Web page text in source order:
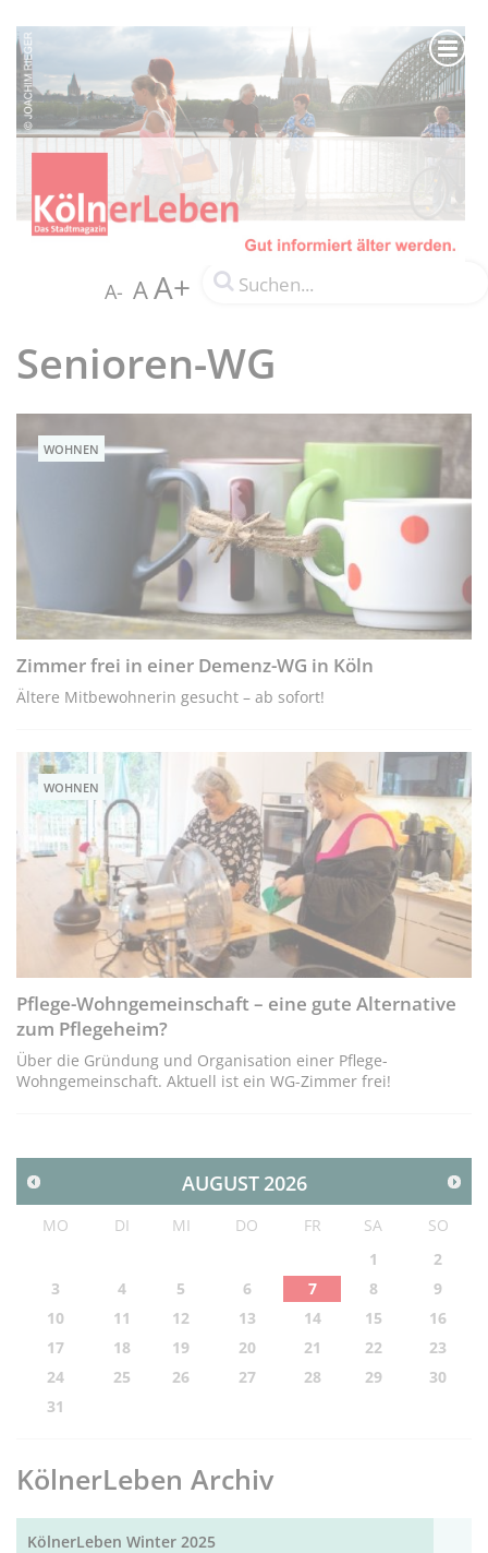
A- AA+
Senioren-WG
WOHNEN
Zimmer frei in einer Demenz-WG in Köln
Ältere Mitbewohnerin gesucht – ab sofort!
WOHNEN
Pflege-Wohngemeinschaft – eine gute Alternative
zum Pflegeheim?
Über die Gründung und Organisation einer Pflege-
Wohngemeinschaft. Aktuell ist ein WG-Zimmer frei!
AUGUST 2026
MO DI MI DO FR SA
SO
1
2
3
4 5 6 7 8
9
10
11 12 13 14 15
16
17
18 19 20 21 22
23
24
25 26 27 28 29
30
31
KölnerLeben Archiv
KölnerLeben Winter 2025